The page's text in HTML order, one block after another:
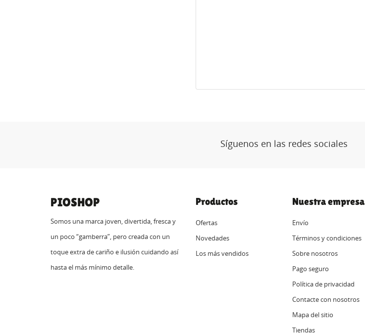
Síguenos en las redes sociales
PIOSHOP
Somos una marca joven, divertida, fresca y
un poco “gamberra”, pero creada con un
toque extra de cariño e ilusión cuidando así
hasta el más mínimo detalle.
Productos
Ofertas
Novedades
Los más vendidos
Nuestra empresa
Envío
Términos y condiciones
Sobre nosotros
Pago seguro
Política de privacidad
Contacte con nosotros
Mapa del sitio
Tiendas